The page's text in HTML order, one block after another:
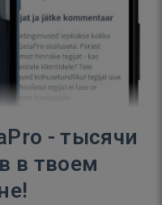
- тысячи
в твоем